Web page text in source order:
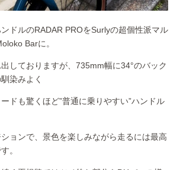
ドルのRADAR PROをSurlyの超個性派マル
Barに。
しておりますが、735mm幅に34°のバック
染みよく
ドも驚くほど”普通に乗りやすい”ハンドル
ョンで、景色を楽しみながら走るには最高
。